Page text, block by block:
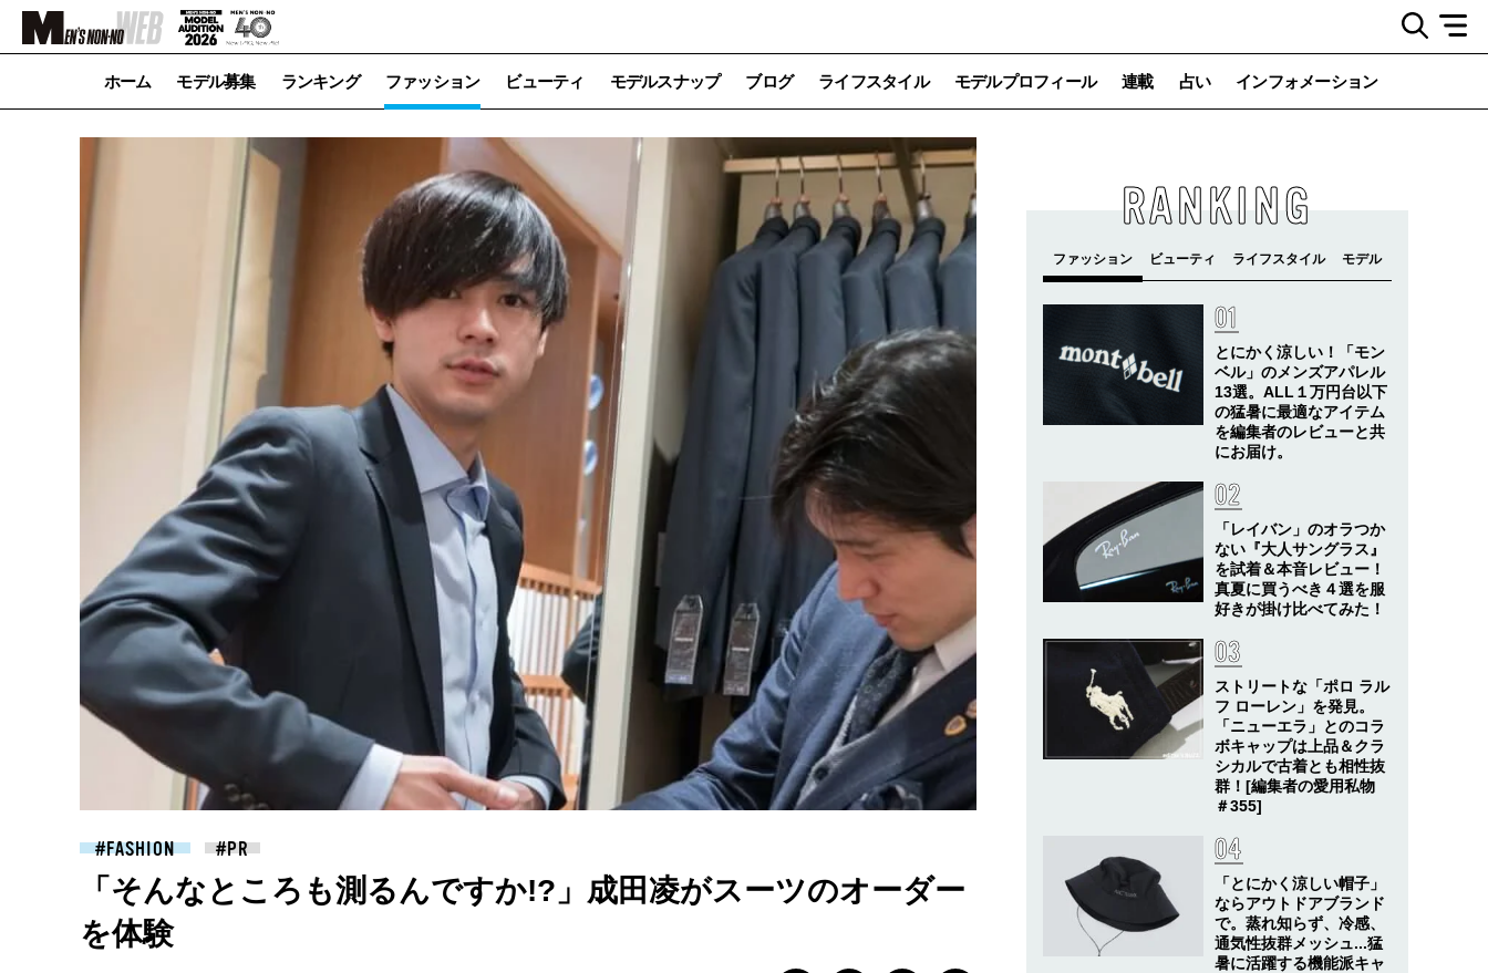
ホーム モデル募集 ランキング ファッション ビューティ モデルスナップ ブログ ライフスタイル モデルプロフィール 連載 占い インフォメーション
FASHION
「そんなところも測るんですか!?」成田凌がスーツのオーダー
を体験
RANKING
とにかく涼しい！「モン
ベル」のメンズアパレル
13選。ALL１万円台以下
の猛暑に最適なアイテム
を編集者のレビューと共
にお届け。
「レイバン」のオラつか
ない『大人サングラス』
を試着＆本音レビュー！
真夏に買うべき４選を服
好きが掛け比べてみた！
ストリートな「ポロ ラル
フ ローレン」を発見。
「ニューエラ」とのコラ
ボキャップは上品＆クラ
シカルで古着とも相性抜
群！[編集者の愛用私物
＃355]
「とにかく涼しい帽子」
ならアウトドアブランド
で。蒸れ知らず、冷感、
通気性抜群メッシュ...猛
暑に活躍する機能派キャ